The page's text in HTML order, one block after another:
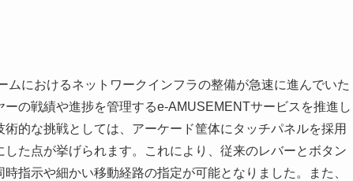
におけるネットワークインフラの整備が急速に進んでいた
の戦績や進捗を管理するe-AMUSEMENTサービスを推進し
的な挑戦としては、アーケード筐体にタッチパネルを採用
た点が挙げられます。これにより、従来のレバーとボタン
指示や細かい移動経路の指定が可能となりました。また、